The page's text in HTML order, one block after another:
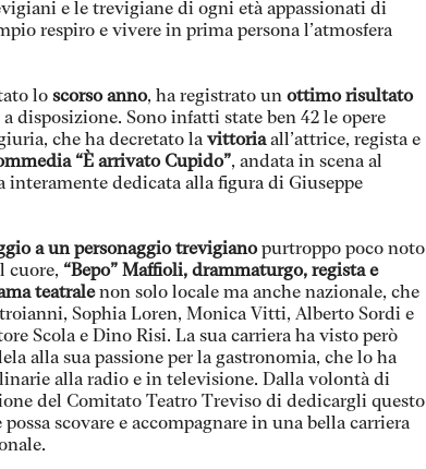
e le trevigiane di ogni età appassionati di
respiro e vivere in prima persona l’atmosfera
lo scorso anno, ha registrato un ottimo risultato
disposizione. Sono infatti state ben 42 le opere
che ha decretato la vittoriaall’attrice, regista e
“È arrivato Cupido”, andata in scena al
interamente dedicata alla figura di Giuseppe
a un personaggio trevigianopurtroppo poco noto
cuore, “Bepo” Maffioli, drammaturgo, regista e
teatralenon solo locale ma anche nazionale, che
Sophia Loren, Monica Vitti, Alberto Sordi e
Scola e Dino Risi. La sua carriera ha visto però
alla sua passione per la gastronomia, che lo ha
alla radio e in televisione. Dalla volontà di
del Comitato Teatro Treviso di dedicargli questo
scovare e accompagnare in una bella carriera